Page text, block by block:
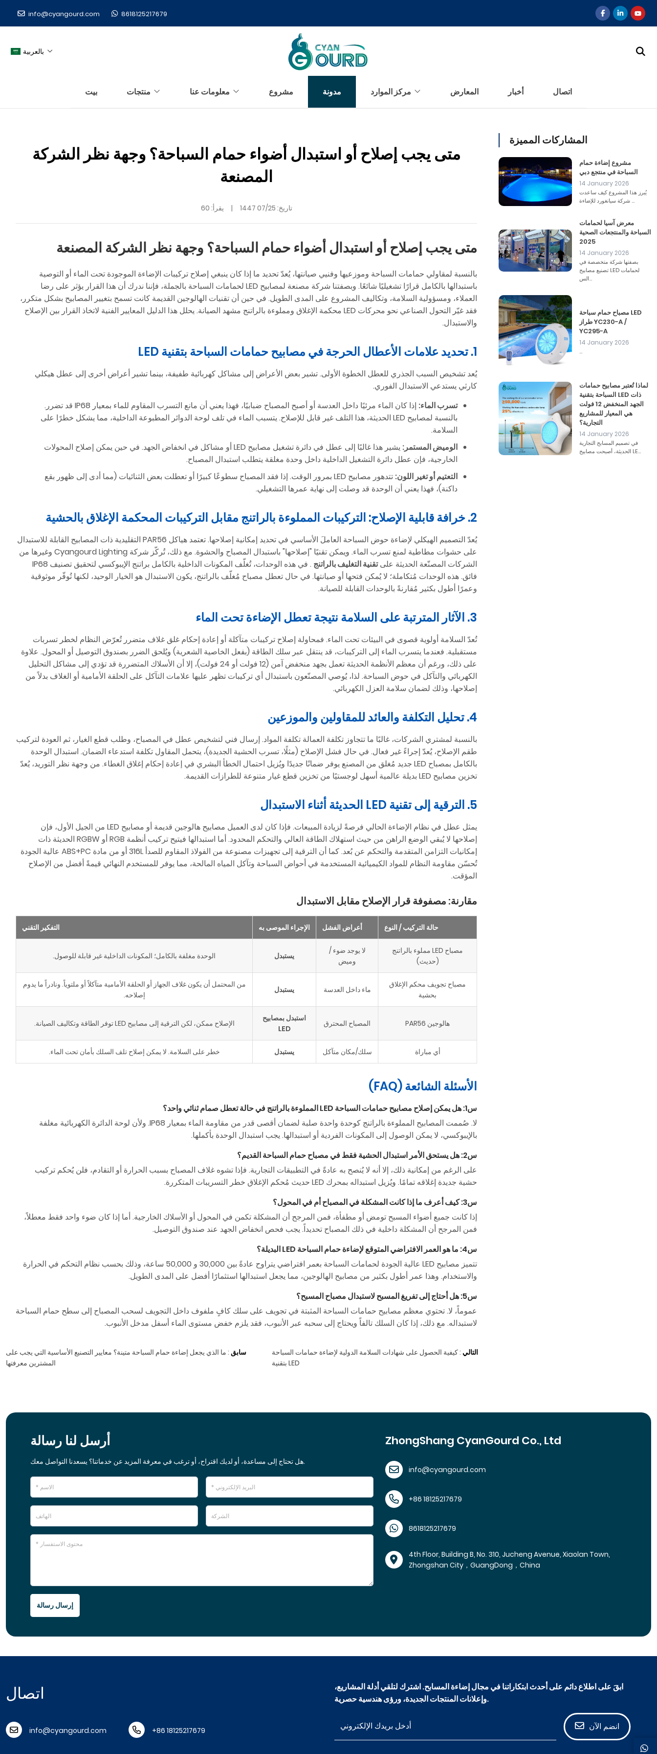
info@cyangourd.com 8618125217679
بالعربية
بيت منتجات معلومات عنا مشروع مدونة مركز الموارد المعارض أخبار اتصال
متى يجب إصلاح أو استبدال أضواء حمام السباحة؟ وجهة نظر الشركة
المصنعة
تاريخ: 07/25 1447
| يقرأ: 60
متى يجب إصلاح أو استبدال أضواء حمام السباحة؟ وجهة نظر الشركة المصنعة
بالنسبة لمقاولي حمامات السباحة وموزعيها وفنيي صيانتها، يُعدّ تحديد ما إذا كان ينبغي إصلاح تركيبات الإضاءة الموجودة تحت الماء أو التوصية
باستبدالها بالكامل قرارًا تشغيليًا شائعًا. وبصفتنا شركة مصنعة لمصابيح LED لحمامات السباحة بالجملة، فإننا ندرك أن هذا القرار يؤثر على رضا
العملاء، ومسؤولية السلامة، وتكاليف المشروع على المدى الطويل. في حين أن تقنيات الهالوجين القديمة كانت تسمح بتغيير المصابيح بشكل متكرر،
فقد غيّر التحول الصناعي نحو محركات LED محكمة الإغلاق ومملوءة بالراتنج مشهد الصيانة. يحلل هذا الدليل المعايير الفنية لاتخاذ القرار بين الإصلاح
والاستبدال.
1. تحديد علامات الأعطال الحرجة في مصابيح حمامات السباحة بتقنية LED
يُعد تشخيص السبب الجذري للعطل الخطوة الأولى. تشير بعض الأعراض إلى مشاكل كهربائية طفيفة، بينما تشير أعراض أخرى إلى عطل هيكلي
كارثي يستدعي الاستبدال الفوري.
تسرب الماء:
إذا كان الماء مرئيًا داخل العدسة أو أصبح المصباح ضبابيًا، فهذا يعني أن مانع التسرب المقاوم للماء بمعيار IP68 قد تضرر.
بالنسبة لمصابيح LED الحديثة، هذا التلف غير قابل للإصلاح. يتسبب الماء في تلف لوحة الدوائر المطبوعة الداخلية، مما يشكل خطرًا على
السلامة.
الوميض المستمر:
يشير هذا غالبًا إلى عطل في دائرة تشغيل مصابيح LED أو مشاكل في انخفاض الجهد. في حين يمكن إصلاح المحولات
الخارجية، فإن عطل دائرة التشغيل الداخلية داخل وحدة مغلقة يتطلب استبدال المصباح.
التعتيم أو تغير اللون:
تتدهور مصابيح LED بمرور الوقت. إذا فقد المصباح سطوعًا كبيرًا أو تعطلت بعض الثنائيات (مما أدى إلى ظهور بقع
داكنة)، فهذا يعني أن الوحدة قد وصلت إلى نهاية عمرها التشغيلي.
2. خرافة قابلية الإصلاح: التركيبات المملوءة بالراتنج مقابل التركيبات المحكمة الإغلاق بالحشية
يُعدّ التصميم الهيكلي لإضاءة حوض السباحة العاملَ الأساسي في تحديد إمكانية إصلاحها. تعتمد هياكل PAR56 التقليدية ذات المصابيح القابلة للاستبدال
على حشوات مطاطية لمنع تسرب الماء. ويمكن تقنيًا "إصلاحها" باستبدال المصباح والحشوة. مع ذلك، تُركّز شركة Cyangourd Lighting وغيرها من
الشركات المصنّعة الحديثة علىتقنية التغليف بالراتنج
. في هذه الوحدات، تُغلّف المكونات الداخلية بالكامل براتنج الإيبوكسي لتحقيق تصنيف IP68
فائق. هذه الوحدات مُتكاملة؛ لا يُمكن فتحها أو صيانتها. في حال تعطل مصباح مُغلّف بالراتنج، يكون الاستبدال هو الخيار الوحيد، لكنها تُوفّر موثوقية
وعمرًا أطول بكثير مُقارنةً بالوحدات القابلة للصيانة.
3. الآثار المترتبة على السلامة نتيجة تعطل الإضاءة تحت الماء
تُعدّ السلامة أولوية قصوى في البيئات تحت الماء. فمحاولة إصلاح تركيبات متآكلة أو إعادة إحكام غلق غلاف متضرر تُعرّض النظام لخطر تسربات
مستقبلية. فعندما يتسرب الماء إلى التركيبات، قد ينتقل عبر سلك الطاقة (بفعل الخاصية الشعرية) ويُلحق الضرر بصندوق التوصيل أو المحول. علاوة
على ذلك، ورغم أن معظم الأنظمة الحديثة تعمل بجهد منخفض آمن (12 فولت أو 24 فولت)، إلا أن الأسلاك المتضررة قد تؤدي إلى مشاكل التحليل
الكهربائي والتآكل في حوض السباحة. لذا، يُوصي المصنّعون باستبدال أي تركيبات تظهر عليها علامات التآكل على الحلقة الأمامية أو الغلاف بدلاً من
إصلاحها، وذلك لضمان سلامة العزل الكهربائي.
4. تحليل التكلفة والعائد للمقاولين والموزعين
بالنسبة لمشتري الشركات، غالبًا ما تتجاوز تكلفة العمالة تكلفة المواد. إرسال فني لتشخيص عطل في المصباح، وطلب قطع الغيار، ثم العودة لتركيب
طقم الإصلاح، يُعدّ إجراءً غير فعال. في حال فشل الإصلاح (مثلًا، تسرب الحشية الجديدة)، يتحمل المقاول تكلفة استدعاء الضمان. استبدال الوحدة
بالكامل بمصباح LED جديد مُغلق من المصنع يوفر ضمانًا جديدًا ويُزيل احتمال الخطأ البشري في إعادة إحكام إغلاق الغطاء. من وجهة نظر التوريد، يُعدّ
تخزين مصابيح LED بديلة عالمية أسهل لوجستيًا من تخزين قطع غيار متنوعة للطرازات القديمة.
5. الترقية إلى تقنية LED الحديثة أثناء الاستبدال
يمثل عطل في نظام الإضاءة الحالي فرصةً لزيادة المبيعات. فإذا كان لدى العميل مصابيح هالوجين قديمة أو مصابيح LED من الجيل الأول، فإن
إصلاحها لا يُبقي الوضع الراهن من حيث استهلاك الطاقة العالي والتحكم المحدود. أما استبدالها فيتيح تركيب أنظمة RGB أو RGBW الحديثة ذات
إمكانيات التزامن المتقدمة والتحكم عن بُعد. كما أن الترقية إلى تجهيزات مصنوعة من الفولاذ المقاوم للصدأ 316L أو من مادة ABS+PC عالية الجودة
تُحسّن مقاومة النظام للمواد الكيميائية المستخدمة في أحواض السباحة وتآكل المياه المالحة، مما يوفر للمستخدم النهائي قيمةً أفضل من الإصلاح
المؤقت.
مقارنة: مصفوفة قرار الإصلاح مقابل الاستبدال
حالة التركيب / النوع أعراض الفشل الإجراء الموصى به التفكير التقني
مصباح LED مملوء بالراتنج
(حديث)
لا يوجد ضوء /
وميض
يستبدل الوحدة مغلفة بالكامل؛ المكونات الداخلية غير قابلة للوصول.
مصباح تجويف محكم الإغلاق
بحشية
ماء داخل العدسة يستبدل
من المحتمل أن يكون غلاف الجهاز أو الحلقة الأمامية متآكلاً أو ملتوياً. ونادراً ما يدوم
إصلاحه.
هالوجين PAR56 المصباح المحترق
استبدل بمصابيح
LED
الإصلاح ممكن، لكن الترقية إلى مصابيح LED توفر الطاقة وتكاليف الصيانة.
أي مباراة سلك/مكان متآكل يستبدل خطر على السلامة. لا يمكن إصلاح تلف السلك بأمان تحت الماء.
الأسئلة الشائعة (FAQ)
س1: هل يمكن إصلاح مصابيح حمامات السباحة LED المملوءة بالراتنج في حالة تعطل صمام ثنائي واحد؟
لا. صُممت المصابيح المملوءة بالراتنج كوحدة واحدة صلبة لضمان أقصى قدر من مقاومة الماء بمعيار IP68. ولأن لوحة الدائرة الكهربائية مغلفة
بالإيبوكسي، لا يمكن الوصول إلى المكونات الفردية أو استبدالها. يجب استبدال الوحدة بأكملها.
س2: هل يستحق الأمر استبدال الحشية فقط في مصباح حمام السباحة القديم؟
على الرغم من إمكانية ذلك، إلا أنه لا يُنصح به عادةً في التطبيقات التجارية. فإذا تشوه غلاف المصباح بسبب الحرارة أو التقادم، فلن يُحكم تركيب
حشية جديدة إغلاقه تمامًا. ويُزيل استبداله بمحرك LED حديث مُحكم الإغلاق خطر التسريبات المتكررة.
س3: كيف أعرف ما إذا كانت المشكلة في المصباح أم في المحول؟
إذا كانت جميع أضواء المسبح تومض أو مطفأة، فمن المرجح أن المشكلة تكمن في المحول أو الأسلاك الخارجية. أما إذا كان ضوء واحد فقط معطلاً،
فمن المرجح أن المشكلة داخلية في ذلك المصباح تحديداً. يجب فحص انخفاض الجهد عند صندوق التوصيل.
س4: ما هو العمر الافتراضي المتوقع لإضاءة حمام السباحة LED البديلة؟
تتميز مصابيح LED عالية الجودة لحمامات السباحة بعمر افتراضي يتراوح عادةً بين 30,000 و 50,000 ساعة، وذلك بحسب نظام التحكم في الحرارة
والاستخدام. وهذا عمر أطول بكثير من مصابيح الهالوجين، مما يجعل استبدالها استثمارًا أفضل على المدى الطويل.
س5: هل أحتاج إلى تفريغ المسبح لاستبدال مصباح المسبح؟
عموماً، لا. تحتوي معظم مصابيح حمامات السباحة المثبتة في تجويف على سلك كافٍ ملفوف داخل التجويف لسحب المصباح إلى سطح حمام السباحة
لاستبداله. مع ذلك، إذا كان السلك تالفاً ويحتاج إلى سحبه عبر الأنبوب، فقد يلزم خفض مستوى الماء أسفل مدخل الأنبوب.
سابق : ما الذي يجعل إضاءة حمام السباحة متينة؟ معايير التصنيع الأساسية التي يجب على
المشترين معرفتها
التالي :كيفية الحصول على شهادات السلامة الدولية لإضاءة حمامات السباحة
بتقنية LED
المشاركات المميزة
مشروع إضاءة حمام
السباحة في منتجع دبي
14 January 2026
يُبرز هذا المشروع كيف ساعدت
شركة سيانغورد للإضاءة ...
معرض آسيا لحمامات
السباحة والمنتجعات الصحية
2025
14 January 2026
بصفتها شركة متخصصة في
تصنيع مصابيح LED لحمامات
الس...
مصباح حمام سباحة LED
طراز YC230-A /
YC295-A
14 January 2026
...
لماذا تُعتبر مصابيح حمامات
السباحة بتقنية LED ذات
الجهد المنخفض 12 فولت
هي المعيار للمشاريع
التجارية؟
14 January 2026
في تصميم المسابح التجارية
الحديثة، أصبحت مصابيح LE...
أرسل لنا رسالة
هل تحتاج إلى مساعدة، أو لديك اقتراح، أو ترغب في معرفة المزيد عن خدماتنا؟ يسعدنا التواصل معك.
إرسال رسالة
ZhongShang CyanGourd Co., Ltd
info@cyangourd.com
+86 18125217679
8618125217679
4th Floor, Building B, No. 310, Jucheng Avenue, Xiaolan Town,
Zhongshan City，GuangDong，China
اتصال
info@cyangourd.com +86 18125217679
ابقَ على اطلاع دائم على أحدث ابتكاراتنا في مجال إضاءة المسابح. اشترك لتلقي أدلة المشاريع،
وإعلانات المنتجات الجديدة، ورؤى هندسية حصرية.
انضم الآن